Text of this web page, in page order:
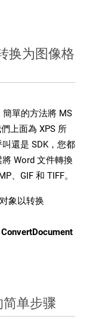
换为图像格
單的方法將 MS
上面為 XPS 所
還是 SDK，您都
Word 文件轉換
、GIF 和 TIFF。
对象以转换
ConvertDocument
单步骤